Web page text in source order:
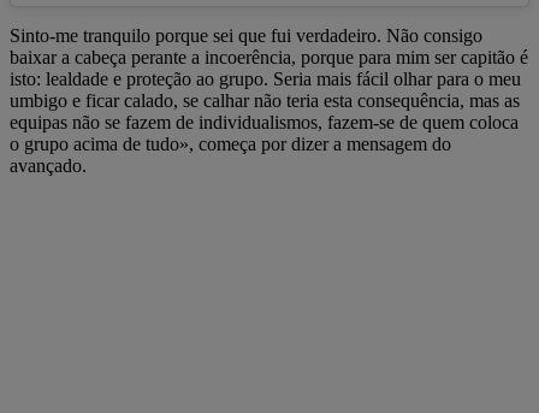
Sinto-me tranquilo porque sei que fui verdadeiro. Não consigo
baixar a cabeça perante a incoerência, porque para mim ser capitão é
isto: lealdade e proteção ao grupo. Seria mais fácil olhar para o meu
umbigo e ficar calado, se calhar não teria esta consequência, mas as
equipas não se fazem de individualismos, fazem-se de quem coloca
o grupo acima de tudo», começa por dizer a mensagem do
avançado.